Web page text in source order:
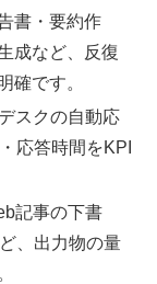
書・要約作
成など、反復
確です。
スクの自動応
応答時間をKPI
記事の下書
、出力物の量